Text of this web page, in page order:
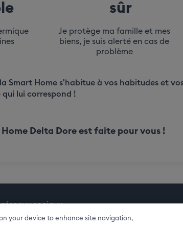
sûr
Je protège ma famille et mes
biens,​ je suis alerté en cas de
problème
Smart Home s'habitue à vos habitudes et
lui correspond !
Delta Dore est faite pour vous !
sociaux
your device to enhance site navigation,